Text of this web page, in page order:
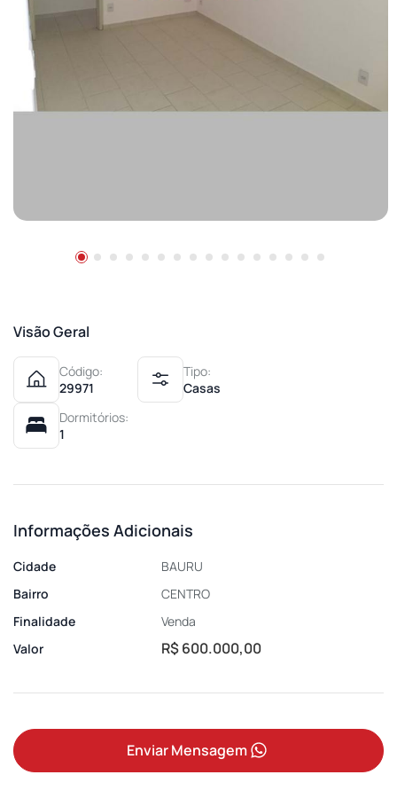
Visão Geral
Código:
29971
Tipo:
Casas
Dormitórios:
1
Informações Adicionais
Cidade
BAURU
Bairro
CENTRO
Finalidade
Venda
Valor
R$ 600.000,00
Enviar Mensagem